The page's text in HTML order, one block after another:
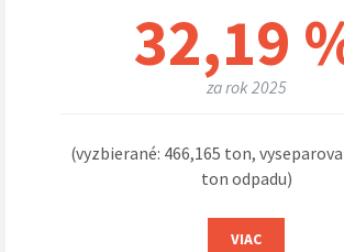
32,19
za rok 2025
(vyzbierané: 466,165 ton,
ton odpadu)
VIAC